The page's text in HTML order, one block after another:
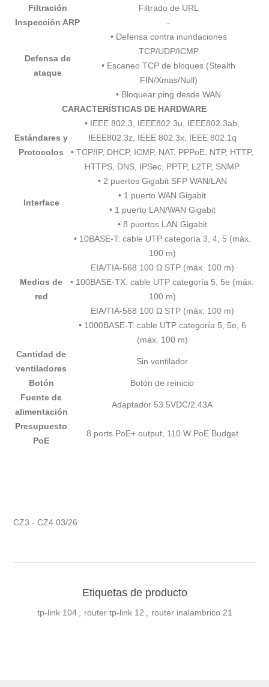
Filtración
Filtrado de URL
Inspección ARP
-
Defensa de
ataque
• Defensa contra inundaciones
TCP/UDP/ICMP
• Escaneo TCP de bloques (Stealth
FIN/Xmas/Null)
• Bloquear ping desde WAN
CARACTERÍSTICAS DE HARDWARE
Estándares y
Protocolos
• IEEE 802.3, IEEE802.3u, IEEE802.3ab,
IEEE802.3z, IEEE 802.3x, IEEE 802.1q
• TCP/IP, DHCP, ICMP, NAT, PPPoE, NTP, HTTP,
HTTPS, DNS, IPSec, PPTP, L2TP, SNMP
Interface
• 2 puertos Gigabit SFP WAN/LAN
• 1 puerto WAN Gigabit
• 1 puerto LAN/WAN Gigabit
• 8 puertos LAN Gigabit
Medios de
red
• 10BASE-T: cable UTP categoría 3, 4, 5 (máx.
100 m)
EIA/TIA-568 100 Ω STP (máx. 100 m)
• 100BASE-TX: cable UTP categoría 5, 5e (máx.
100 m)
EIA/TIA-568 100 Ω STP (máx. 100 m)
• 1000BASE-T: cable UTP categoría 5, 5e, 6
(máx. 100 m)
Cantidad de
ventiladores
Sin ventilador
Botón
Botón de reinicio
Fuente de
alimentación
Adaptador 53.5VDC/2.43A
Presupuesto
PoE
8 ports PoE+ output, 110 W PoE Budget
CZ3 - CZ4 03/26
Etiquetas de producto
tp-link 104 , router tp-link 12 , router inalambrico 21